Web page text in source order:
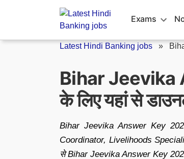
Exams
Latest Hindi Banking jobs »
Bihar Jeevika
के लिए यहां से
Bihar Jeevika Answer Key
Coordinator, Livelihoods
से Bihar Jeevika Answer Key